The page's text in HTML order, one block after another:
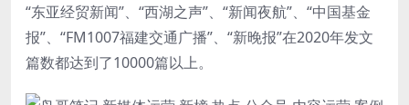
“东亚经贸新闻”、“西湖之声”、“新闻夜航”、“中国基金
报”、“FM1007福建交通广播”、“新晚报”在2020年发文
篇数都达到了10000篇以上。